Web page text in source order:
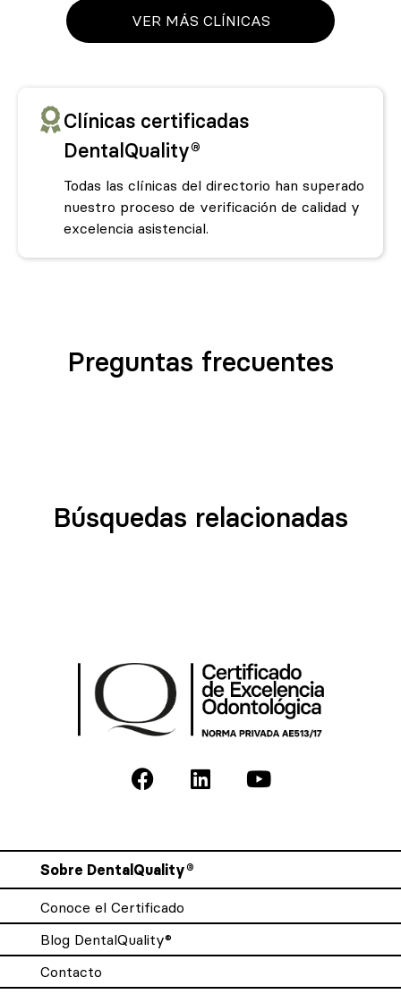
VER MÁS CLÍNICAS
Clínicas certificadas
DentalQuality®
Todas las clínicas del directorio han superado
nuestro proceso de verificación de calidad y
excelencia asistencial.
Preguntas frecuentes
Búsquedas relacionadas
Sobre DentalQuality®
Conoce el Certificado
Blog DentalQuality®
Contacto